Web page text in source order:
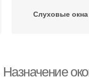
Слуховые окна